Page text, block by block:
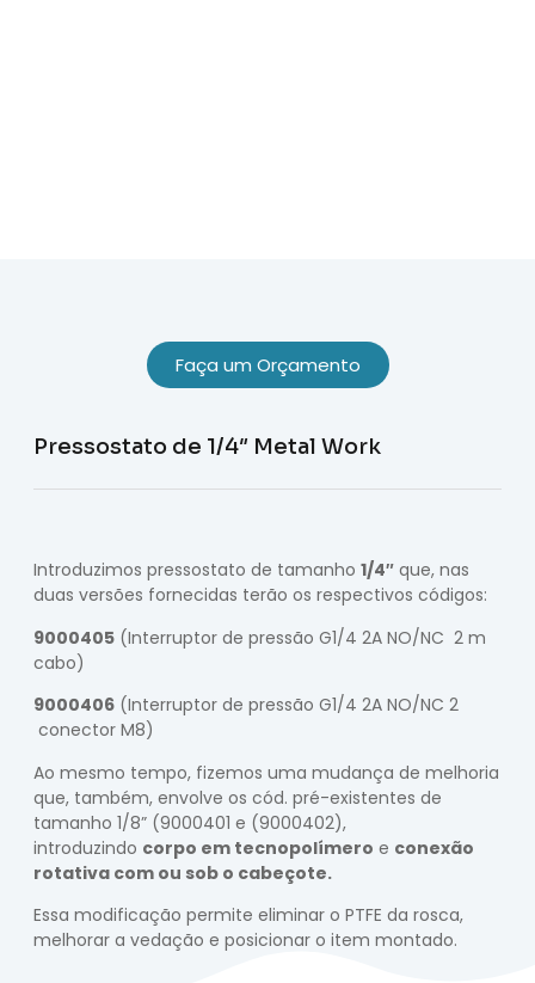
Faça um Orçamento
Pressostato de 1/4″ Metal Work
Introduzimos pressostato de tamanho 1/4″ que, nas
duas versões fornecidas terão os respectivos códigos:
9000405 (Interruptor de pressão G1/4 2A NO/NC 2 m
cabo)
9000406 (Interruptor de pressão G1/4 2A NO/NC 2
conector M8)
Ao mesmo tempo, fizemos uma mudança de melhoria
que, também, envolve os cód. pré-existentes de
tamanho 1/8” (9000401 e (9000402),
introduzindo corpo em tecnopolímero e conexão
rotativa com ou sob o cabeçote.
Essa modificação permite eliminar o PTFE da rosca,
melhorar a vedação e posicionar o item montado.